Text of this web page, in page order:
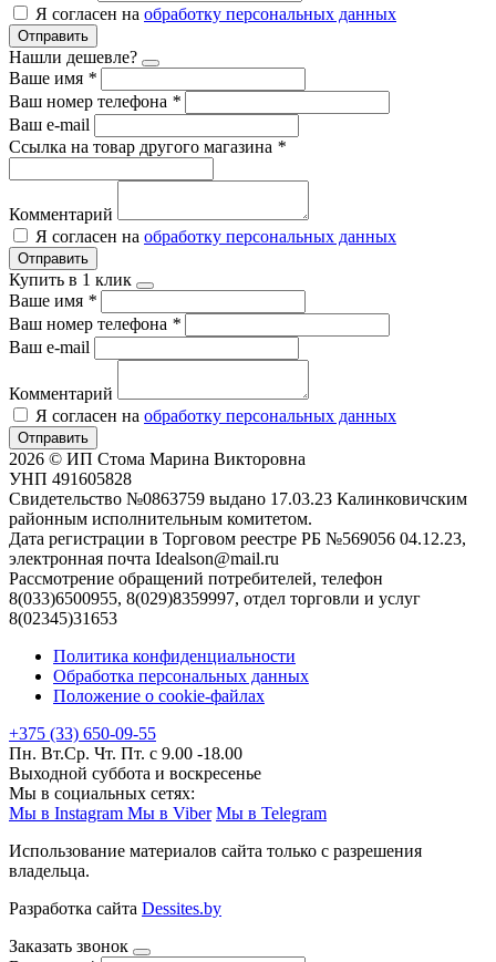
Я согласен на обработку персональных данных
Отправить
Нашли дешевле?
Ваше имя *
Ваш номер телефона *
Ваш e-mail
Ссылка на товар другого магазина *
Комментарий
Я согласен на обработку персональных данных
Отправить
Купить в 1 клик
Ваше имя *
Ваш номер телефона *
Ваш e-mail
Комментарий
Я согласен на обработку персональных данных
Отправить
2026 © ИП Стома Марина Викторовна
УНП 491605828
Свидетельство №0863759 выдано 17.03.23 Калинковичским
районным исполнительным комитетом.
Дата регистрации в Торговом реестре РБ №569056 04.12.23,
электронная почта Idealson@mail.ru
Рассмотрение обращений потребителей, телефон
8(033)6500955, 8(029)8359997, отдел торговли и услуг
8(02345)31653
Политика конфиденциальности
Обработка персональных данных
Положение о cookie-файлах
+375 (33) 650-09-55
Пн. Вт.Ср. Чт. Пт. с 9.00 -18.00
Выходной суббота и воскресенье
Мы в социальных сетях:
Мы в Instagram Мы в Viber Мы в Telegram
Использование материалов сайта только с разрешения
владельца.
Разработка сайта Dessites.by
Заказать звонок